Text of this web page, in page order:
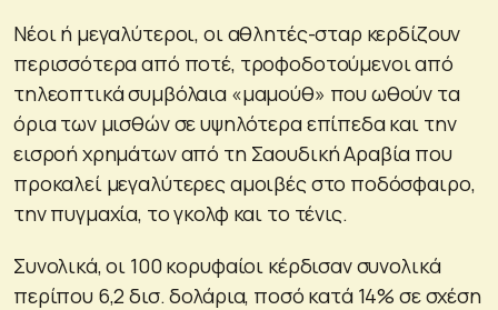
Νέοι ή μεγαλύτεροι, οι αθλητές-σταρ κερδίζουν
περισσότερα από ποτέ, τροφοδοτούμενοι από
τηλεοπτικά συμβόλαια «μαμούθ» που ωθούν τα
όρια των μισθών σε υψηλότερα επίπεδα και την
εισροή χρημάτων από τη Σαουδική Αραβία που
προκαλεί μεγαλύτερες αμοιβές στο ποδόσφαιρο,
την πυγμαχία, το γκολφ και το τένις.
Συνολικά, οι 100 κορυφαίοι κέρδισαν συνολικά
περίπου 6,2 δισ. δολάρια, ποσό κατά 14% σε σχέση